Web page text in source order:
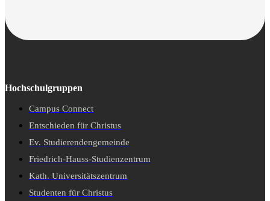
Hochschulgruppen
Campus Connect
Entschieden für Christus
Ev. Studierendengemeinde
Friedrich-Hauss-Studienzentrum
Kath. Universitätszentrum
Studenten für Christus